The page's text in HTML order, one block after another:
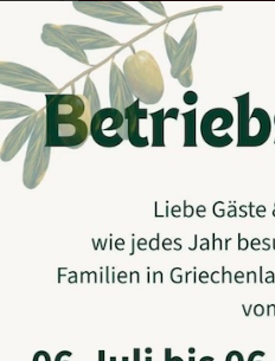
(warme Küche